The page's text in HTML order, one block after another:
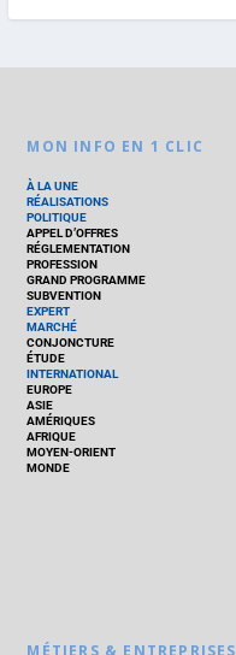
MON INFO EN 1 CLIC
À LA UNE
RÉALISATIONS
POLITIQUE
APPEL D’OFFRES
RÉGLEMENTATION
PROFESSION
GRAND PROGRAMME
SUBVENTION
EXPERT
MARCHÉ
CONJONCTURE
ÉTUDE
INTERNATIONAL
EUROPE
ASIE
AMÉRIQUES
AFRIQUE
MOYEN-ORIENT
MONDE
MÉTIERS & ENTREPRISES